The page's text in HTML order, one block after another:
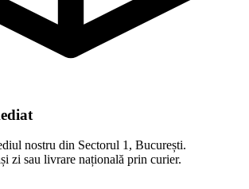
nostru din Sectorul 1, București.
zi sau livrare națională prin curier.